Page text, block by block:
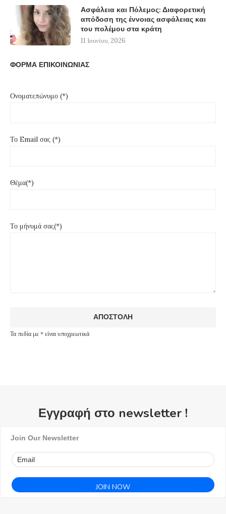
Ασφάλεια και Πόλεμος: Διαφορετική
απόδοση της έννοιας ασφάλειας και
του πολέμου στα κράτη
11 Ιουνίου, 2026
ΦΟΡΜΑ ΕΠΙΚΟΙΝΩΝΙΑΣ
Ονοματεπώνυμο (*)
Το Email σας (*)
Θέμα(*)
Το μήνυμά σας(*)
Τα πεδία με * είναι υποχρεωτικά
Εγγραφή στο newsletter !
Join Our Newsletter